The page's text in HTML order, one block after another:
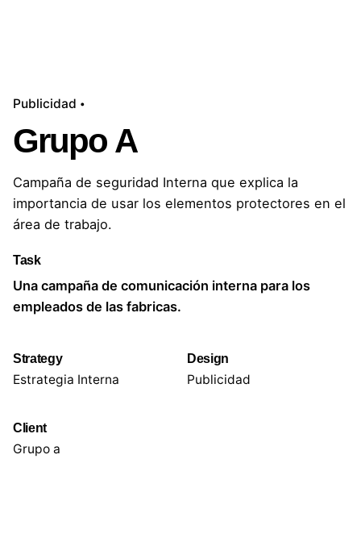
Publicidad
Grupo A
Campaña de seguridad Interna que explica la
importancia de usar los elementos protectores en el
área de trabajo.
Task
Una campaña de comunicación interna para los
empleados de las fabricas.
Strategy
Estrategia Interna
Design
Publicidad
Client
Grupo a